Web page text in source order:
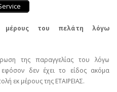
μέρους του πελάτη λόγω
της παραγγελίας του λόγω
εφόσον δεν έχει το είδος ακόμα
εκ μέρους της ΕΤΑΙΡΕΙΑΣ.